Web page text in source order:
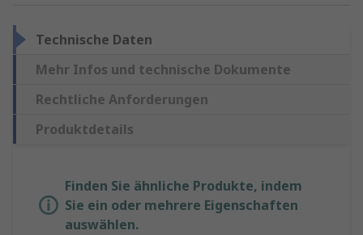
Technische Daten
Mehr Infos und technische Dokumente
Rechtliche Anforderungen
Produktdetails
Finden Sie ähnliche Produkte, indem
Sie ein oder mehrere Eigenschaften
auswählen.